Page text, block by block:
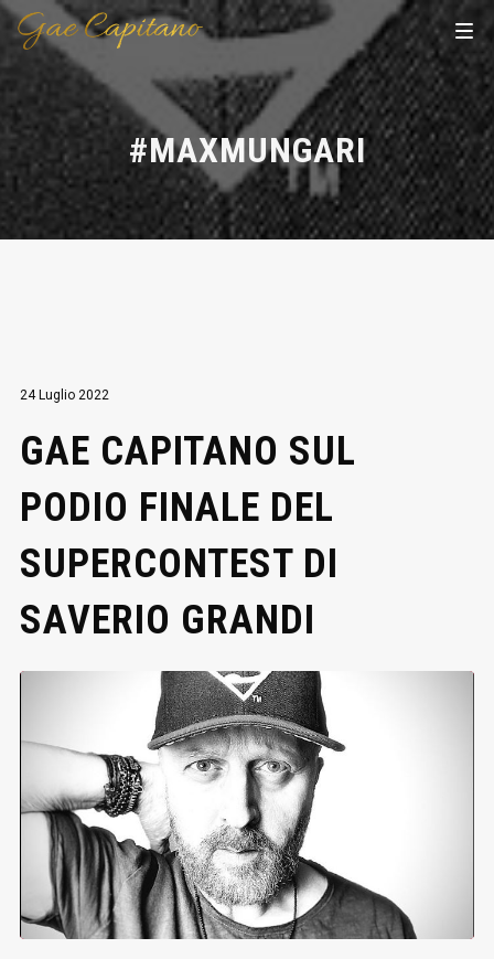
#MAXMUNGARI
24 Luglio 2022
GAE CAPITANO SUL
PODIO FINALE DEL
SUPERCONTEST DI
SAVERIO GRANDI